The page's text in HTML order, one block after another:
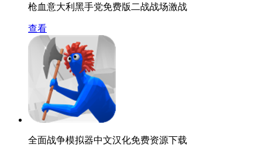
枪血意大利黑手党免费版二战战场激战
查看
全面战争模拟器中文汉化免费资源下载